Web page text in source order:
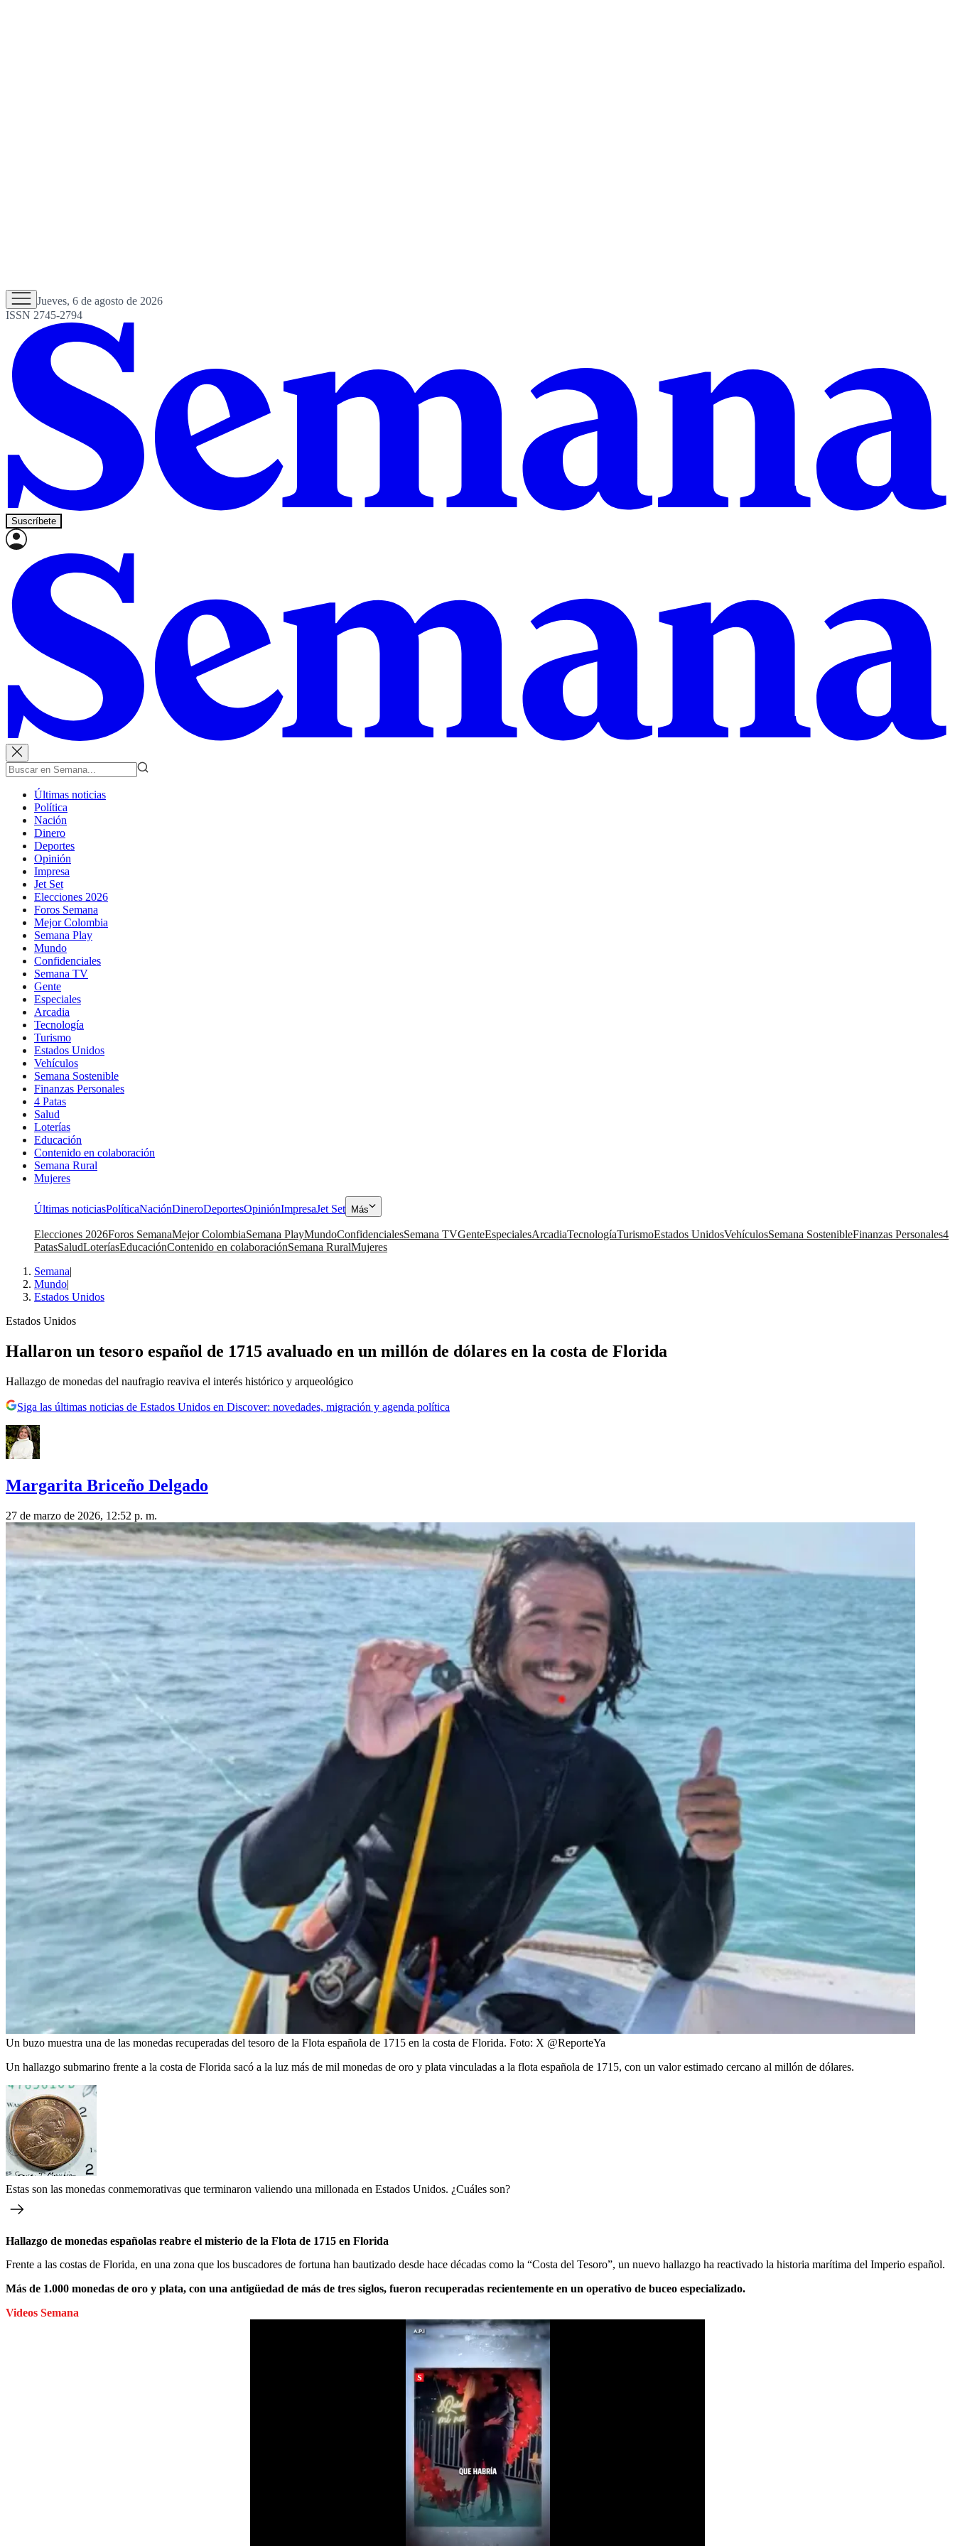
Jueves, 6 de agosto de 2026
ISSN 2745-2794
Suscríbete
Últimas noticias
Política
Nación
Dinero
Deportes
Opinión
Impresa
Jet Set
Elecciones 2026
Foros Semana
Mejor Colombia
Semana Play
Mundo
Confidenciales
Semana TV
Gente
Especiales
Arcadia
Tecnología
Turismo
Estados Unidos
Vehículos
Semana Sostenible
Finanzas Personales
4 Patas
Salud
Loterías
Educación
Contenido en colaboración
Semana Rural
Mujeres
Últimas noticiasPolíticaNaciónDineroDeportesOpiniónImpresaJet Set Más
Elecciones 2026Foros SemanaMejor ColombiaSemana PlayMundoConfidencialesSemana TVGenteEspecialesArcadiaTecnologíaTurismoEstados UnidosVehículosSemana SostenibleFinanzas Personales4
PatasSaludLoteríasEducaciónContenido en colaboraciónSemana RuralMujeres
Semana|
Mundo|
Estados Unidos
Estados Unidos
Hallaron un tesoro español de 1715 avaluado en un millón de dólares en la costa de Florida
Hallazgo de monedas del naufragio reaviva el interés histórico y arqueológico
Siga las últimas noticias de Estados Unidos en Discover: novedades, migración y agenda política
Margarita Briceño Delgado
27 de marzo de 2026, 12:52 p. m.
Un buzo muestra una de las monedas recuperadas del tesoro de la Flota española de 1715 en la costa de Florida. Foto: X @ReporteYa
Un hallazgo submarino frente a la costa de Florida sacó a la luz más de mil monedas de oro y plata vinculadas a la flota española de 1715, con un valor estimado cercano al millón de dólares.
Estas son las monedas conmemorativas que terminaron valiendo una millonada en Estados Unidos. ¿Cuáles son?
Hallazgo de monedas españolas reabre el misterio de la Flota de 1715 en Florida
Frente a las costas de Florida, en una zona que los buscadores de fortuna han bautizado desde hace décadas como la “Costa del Tesoro”, un nuevo hallazgo ha reactivado la historia marítima del Imperio español.
Más de 1.000 monedas de oro y plata, con una antigüedad de más de tres siglos, fueron recuperadas recientemente en un operativo de buceo especializado.
Videos Semana